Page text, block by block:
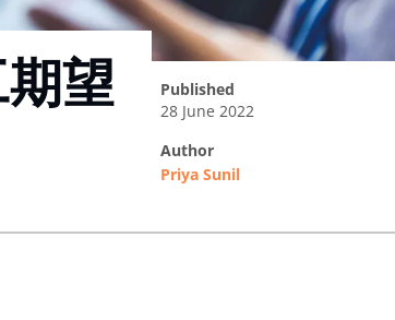
望
published
28 June 2022
author
Priya Sunil